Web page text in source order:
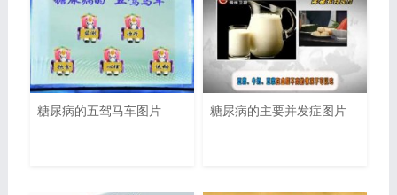
糖尿病的五驾马车图片 糖尿病的主要并发症图片